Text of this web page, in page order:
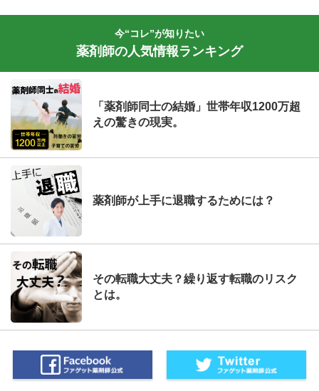
今“コレ”が知りたい
薬剤師の人気情報ランキング
「薬剤師同士の結婚」世帯年収1200万超
えの驚きの現実。
薬剤師が上手に退職するためには？
その転職大丈夫？繰り返す転職のリスク
とは。